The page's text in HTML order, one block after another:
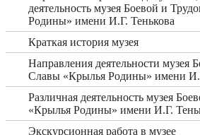
деятельность музея Боевой и
Родины» имени И.Г. Тенькова
Краткая история музея
Направления деятельности музея
Славы «Крылья Родины» имени
Различная деятельность музея
«Крылья Родины» имени И.Г.
Экскурсионная работа в музее